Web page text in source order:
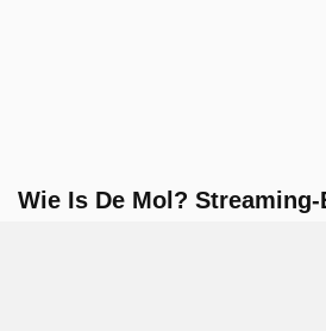
Wie Is De Mol?